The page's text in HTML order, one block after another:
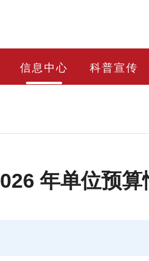
信息中心 科普宣传
年单位预算